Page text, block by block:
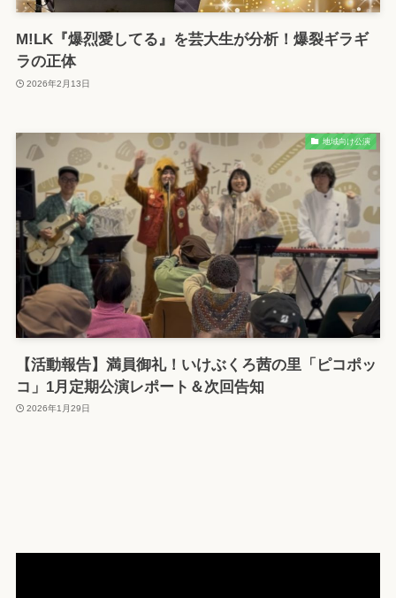
M!LK『爆烈愛してる』を芸大生が分析！爆裂ギラギ
ラの正体
2026年2月13日
地域向け公演
【活動報告】満員御礼！いけぶくろ茜の里「ピコポッ
コ」1月定期公演レポート＆次回告知
2026年1月29日